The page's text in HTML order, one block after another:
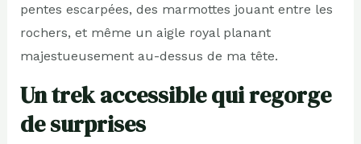
pentes escarpées, des marmottes jouant entre les
rochers, et même un aigle royal planant
majestueusement au-dessus de ma tête.
Un trek accessible qui regorge
de surprises